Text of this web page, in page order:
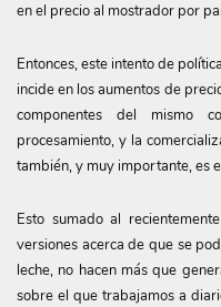
en el precio al mostrador por
Entonces, este intento de
incide en los aumentos de
componentes del mismo
procesamiento, y la
también, y muy importante, es
Esto sumado al
versiones acerca de que se
leche, no hacen más que
sobre el que trabajamos a